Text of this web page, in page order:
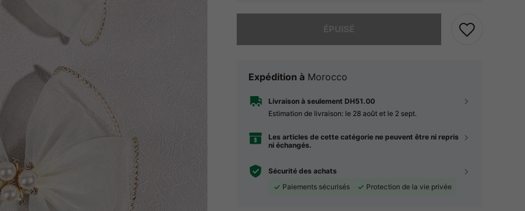
Désolés, ce produit est épuisé.
Expédition à Morocco
Livraison à seulement DH51.00
Estimation de livraison: le 28 août et le 2 sept.
Les articles de cette catégorie ne peuvent être ni repris
ni échangés.
Sécurité des achats
Paiements sécurisés
Protection de la vie privée